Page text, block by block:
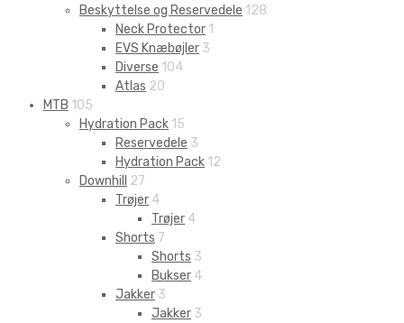
Beskyttelse og Reservedele 128
Neck Protector 1
EVS Knæbøjler 3
Diverse 104
Atlas 20
MTB 105
Hydration Pack 15
Reservedele 3
Hydration Pack 12
Downhill
27
Trøjer 4
Trøjer 4
Shorts 7
Shorts 3
Bukser 4
Jakker 3
Jakker 3